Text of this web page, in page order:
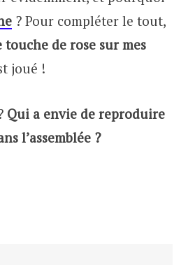
? Pour compléter le tout,
de rose sur mes
joué !
Qui a envie de reproduire
l’assemblée ?